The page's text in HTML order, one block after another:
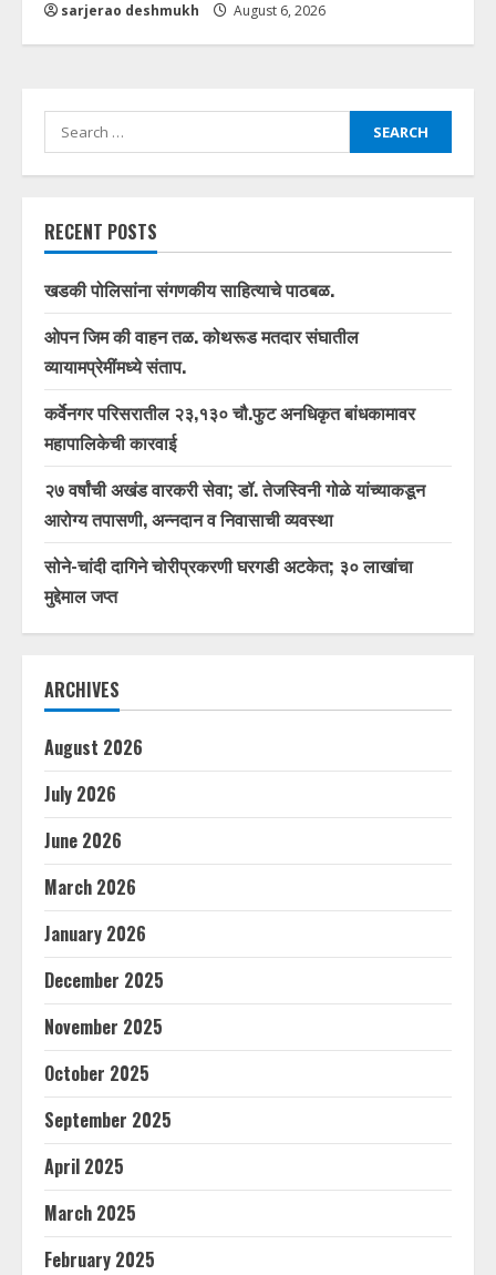
sarjerao deshmukh August 6, 2026
Search
for:
RECENT POSTS
खडकी पोलिसांना संगणकीय साहित्याचे पाठबळ.
ओपन जिम की वाहन तळ. कोथरूड मतदार संघातील
व्यायामप्रेमींमध्ये संताप.
कर्वेनगर परिसरातील २३,१३० चौ.फुट अनधिकृत बांधकामावर
महापालिकेची कारवाई
२७ वर्षांची अखंड वारकरी सेवा; डॉ. तेजस्विनी गोळे यांच्याकडून
आरोग्य तपासणी, अन्नदान व निवासाची व्यवस्था
सोने-चांदी दागिने चोरीप्रकरणी घरगडी अटकेत; ३० लाखांचा
मुद्देमाल जप्त
ARCHIVES
August 2026
July 2026
June 2026
March 2026
January 2026
December 2025
November 2025
October 2025
September 2025
April 2025
March 2025
February 2025